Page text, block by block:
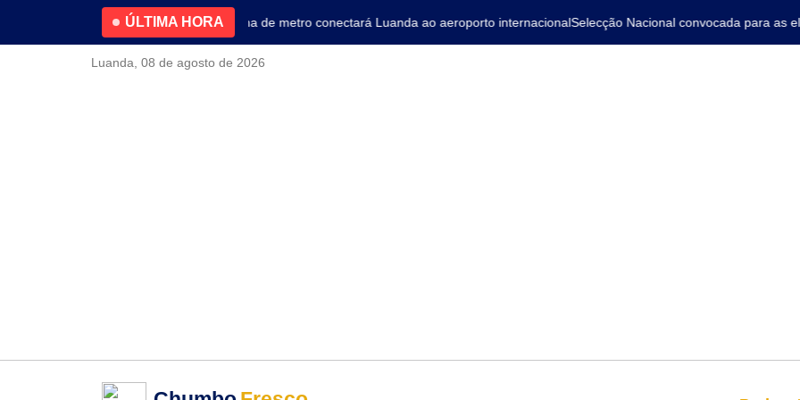
ÚLTIMA HORA
4.2% no primeiro trimestre Nova linha de metro conectará Luanda ao aeroporto internacionalSelecção Nacional convocada para as
Luanda, 08 de agosto de 2026